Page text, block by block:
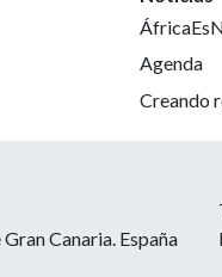
Agenda
Creando
Canaria. España